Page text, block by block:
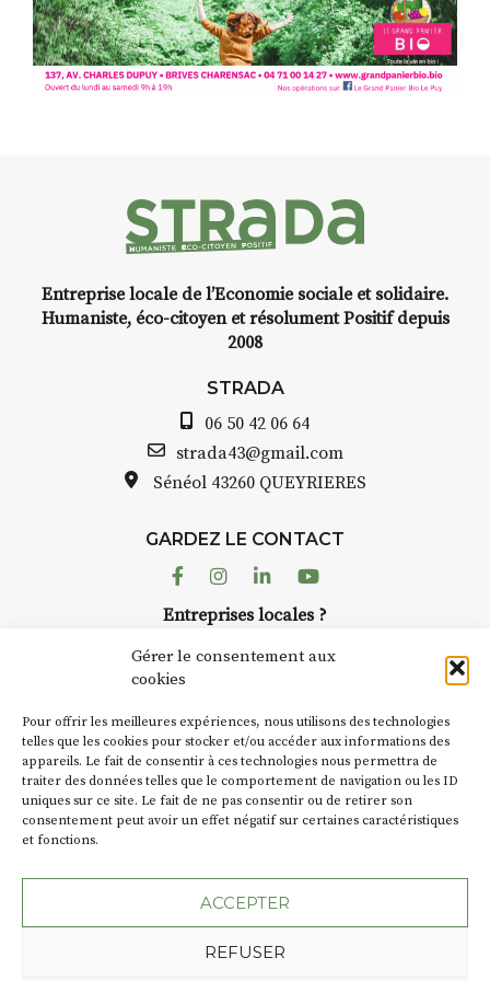
Gérer le consentement aux
cookies
Pour offrir les meilleures expériences, nous utilisons des technologies
telles que les cookies pour stocker et/ou accéder aux informations des
appareils. Le fait de consentir à ces technologies nous permettra de
traiter des données telles que le comportement de navigation ou les ID
uniques sur ce site. Le fait de ne pas consentir ou de retirer son
consentement peut avoir un effet négatif sur certaines caractéristiques
et fonctions.
ACCEPTER
REFUSER
facétie.
Programmée en off du festival
d’Auzon, cette expo-
INTERVIEW
avez ouvert une galerie à
Auzon…
Bernard TURLE Le Fumoir n’est
pas une galerie permanente.
AuzonToujoursorganise
dans le village. Des artistes et
caves, les granges d’Auzon. Le
Fumoir est l’un de ces espaces
d’autres activités culturelles de
la Petite Cité de Caractère. Par
exemple, l’installationCochon
Charbons’inscrit comme en
« off » du festival d’Auzon 2026
SA D’où vient le nom :Fumoir?
BT C’est le terme employé dans
les actes de propriété du lieu.
Entreprise locale de l’Economie sociale et solidaire.
Humaniste, éco-citoyen et résolument Positif depuis
2008
STRADA
06 50 42 06 64
strada43@gmail.com
Sénéol 43260 QUEYRIERES
GARDEZ LE CONTACT
FacebookInstagram
LinkedinYoutube
Entreprises locales ?
Suivez toute l'actu de Strada